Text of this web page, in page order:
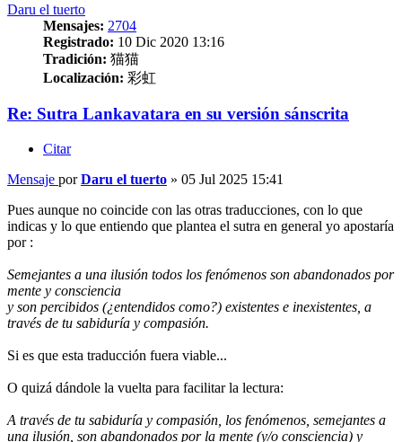
Daru el tuerto
Mensajes: 2704
Registrado: 10 Dic 2020 13:16
Tradición: 猫猫
Localización: 彩虹
Re: Sutra Lankavatara en su versión sánscrita
Citar
Mensaje porDaru el tuerto » 05 Jul 2025 15:41
Pues aunque no coincide con las otras traducciones, con lo que
indicas y lo que entiendo que plantea el sutra en general yo apostaría
por :
Semejantes a una ilusión todos los fenómenos son abandonados por
mente y consciencia
y son percibidos (¿entendidos como?) existentes e inexistentes, a
través de tu sabiduría y compasión.
Si es que esta traducción fuera viable...
O quizá dándole la vuelta para facilitar la lectura:
A través de tu sabiduría y compasión, los fenómenos, semejantes a
una ilusión, son abandonados por la mente (y/o consciencia) y